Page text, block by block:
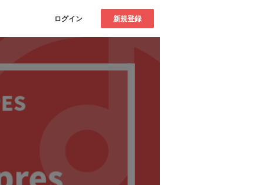
ログイン 新規登録